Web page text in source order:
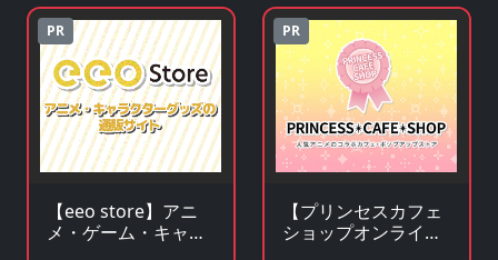
PR
【eeo store】アニ
メ・ゲーム・キャラ
PR
【プリンセスカフェ
ショップオンライ